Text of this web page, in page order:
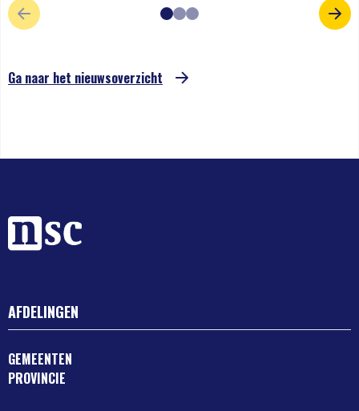
VORIGE SLIDE
Ga naar het nieuwsoverzicht
AFDELINGEN
GEMEENTEN
PROVINCIE